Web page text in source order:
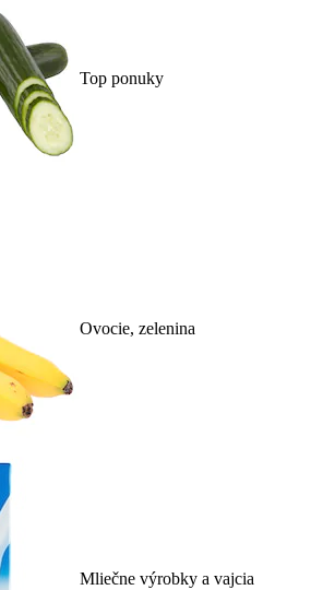
Top ponuky
Ovocie, zelenina
Mliečne výrobky a vajcia